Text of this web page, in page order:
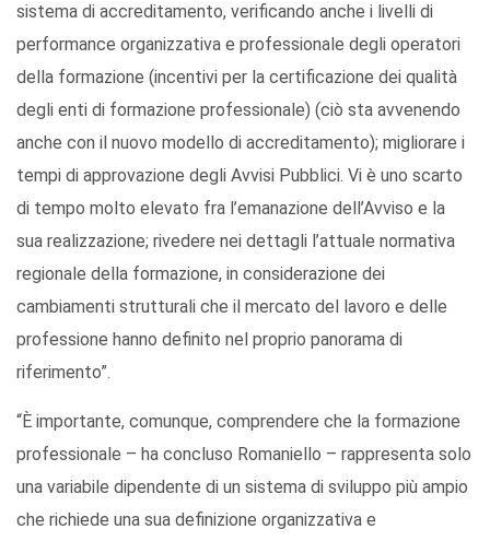
sistema di accreditamento, verificando anche i livelli di
performance organizzativa e professionale degli operatori
della formazione (incentivi per la certificazione dei qualità
degli enti di formazione professionale) (ciò sta avvenendo
anche con il nuovo modello di accreditamento); migliorare i
tempi di approvazione degli Avvisi Pubblici. Vi è uno scarto
di tempo molto elevato fra l’emanazione dell’Avviso e la
sua realizzazione; rivedere nei dettagli l’attuale normativa
regionale della formazione, in considerazione dei
cambiamenti strutturali che il mercato del lavoro e delle
professione hanno definito nel proprio panorama di
riferimento”.
“È importante, comunque, comprendere che la formazione
professionale – ha concluso Romaniello – rappresenta solo
una variabile dipendente di un sistema di sviluppo più ampio
che richiede una sua definizione organizzativa e